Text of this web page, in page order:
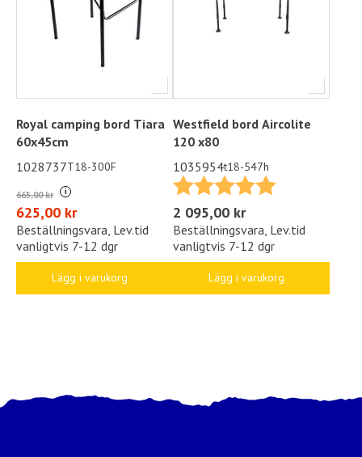
Royal camping bord Tiara
60x45cm
1028737T18-300F
665,00 kr i
625,00 kr
Beställningsvara, Lev.tid
vanligtvis 7-12 dgr
Lägg i varukorg
Westfield bord Aircolite
120 x80
1035954t18-547h
Betyg:
5.0 utav 5
2 095,00 kr
Beställningsvara, Lev.tid
vanligtvis 7-12 dgr
Lägg i varukorg